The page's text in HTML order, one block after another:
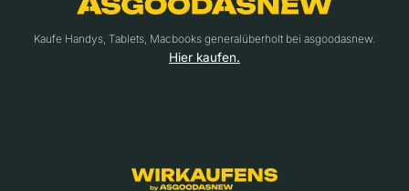
Kaufe Handys, Tablets, Macbooks generalüberholt bei asgoodasnew.
Hier kaufen.